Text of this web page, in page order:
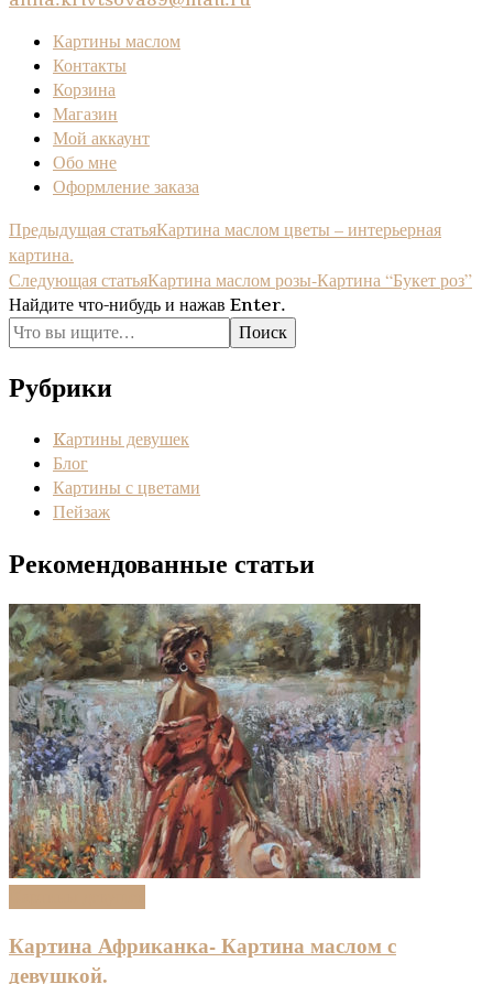
Картины маслом
Контакты
Корзина
Магазин
Мой аккаунт
Обо мне
Оформление заказа
Навигация
по
записям
Предыдущая статьяКартина маслом цветы – интерьерная
картина.
Следующая статьяКартина маслом розы-Картина “Букет роз”
Ищите
что-
то?
Найдите что-нибудь и нажав Enter.
Рубрики
Kартины девушек
Блог
Картины с цветами
Пейзаж
Рекомендованные статьи
Картина Африканка- Картина маслом с
девушкой.